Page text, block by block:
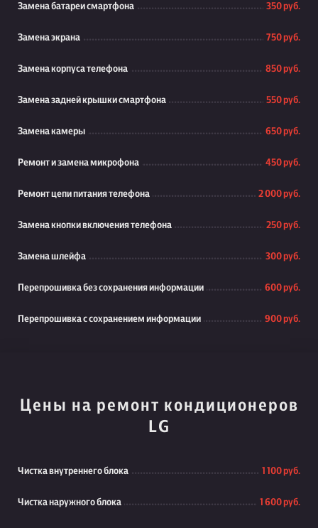
Замена батареи смартфона 350 руб.
Замена экрана 750 руб.
Замена корпуса телефона 850 руб.
Замена задней крышки смартфона 550 руб.
Замена камеры 650 руб.
Ремонт и замена микрофона 450 руб.
Ремонт цепи питания телефона 2 000 руб.
Замена кнопки включения телефона 250 руб.
Замена шлейфа 300 руб.
Перепрошивка без сохранения информации 600 руб.
Перепрошивка с сохранением информации 900 руб.
Цены на ремонт кондиционеров
LG
Чистка внутреннего блока 1 100 руб.
Чистка наружного блока 1 600 руб.